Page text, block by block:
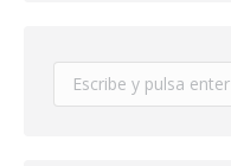
Buscar: